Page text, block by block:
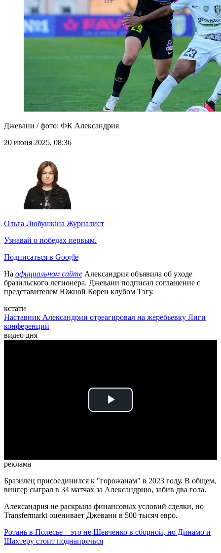
Джевани / фото: ФК Александрия
20 июня 2025, 08:36
Ольга Любушкіна Журналист
Узнавай о победах первым.
Подписаться в Google
На официальном сайте Александрия объявила об уходе
бразильского легионера. Джевани подписал соглашение с
представителем Южной Кореи клубом Тэгу.
кстати
Наставник Александрии отреагировал на жеребьевку Лиги
конференций
видео дня
Play
реклама
Бразилец присоединился к "горожанам" в 2023 году. В общем,
вингер сыграл в 34 матчах за Александрию, забив два гола.
Александрия не раскрыла финансовых условий сделки, но
Transfermarkt оценивает Джевани в 500 тысяч евро.
Ротань в Полесье – это не Шевченко в сборной, но Динамо и
Шахтеру стоит поднапрячься